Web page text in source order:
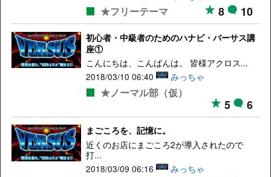
★フリーテーマ 8 10
初心者・中級者のためのハナビ・バーサス講
座①
こんにちは、こんばんは。 皆様アクロス...
2018/03/10 06:40
みっちゃ
★ノーマル部（仮）
5 6
まごころを、記憶に。
近くのお店にまごころ2が導入されたので
打...
2018/03/09 06:16
みっちゃ